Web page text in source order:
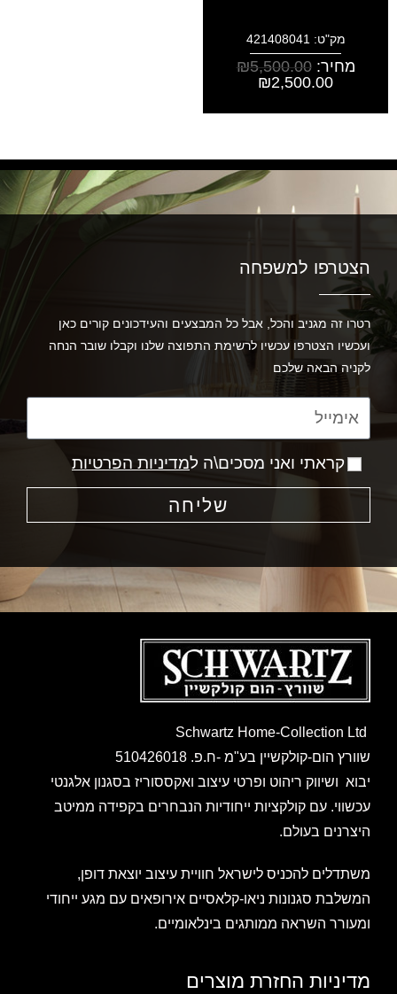
מק"ט: 421408041
מחיר: ₪5,500.00
₪2,500.00
הצטרפו למשפחה
רטרו זה מגניב והכל, אבל כל המבצעים והעידכונים קורים כאן
ועכשיו הצטרפו עכשיו לרשימת התפוצה שלנו וקבלו שובר הנחה
לקניה הבאה שלכם
קראתי ואני מסכים\ה למדיניות הפרטיות
שליחה
שוורץ הום-קולקשיין בע"מ -ח.פ. 510426018
יבוא ושיווק ריהוט ופרטי עיצוב ואקססוריז בסגנון אלגנטי
עכשווי. עם קולקציות ייחודיות הנבחרים בקפידה ממיטב
היצרנים בעולם.
משתדלים להכניס לישראל חוויית עיצוב יוצאת דופן,
המשלבת סגנונות ניאו-קלאסיים אירופאים עם מגע ייחודי
ומעורר השראה ממותגים בינלאומיים.
מדיניות החזרת מוצרים